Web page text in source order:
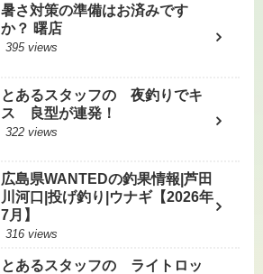
暑さ対策の準備はお済みです
か？ 曙店
395 views
とあるスタッフの 夜釣りでキ
ス 良型が連発！
322 views
広島県WANTEDの釣果情報|芦田
川河口|投げ釣り|ウナギ【2026年
7月】
316 views
とあるスタッフの ライトロッ